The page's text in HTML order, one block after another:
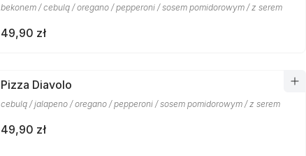
bekonem / cebulą / oregano / pepperoni / sosem pomidorowym / z serem
49,90 zł
Pizza Diavolo
cebulą / jalapeno / oregano / pepperoni / sosem pomidorowym / z serem
49,90 zł